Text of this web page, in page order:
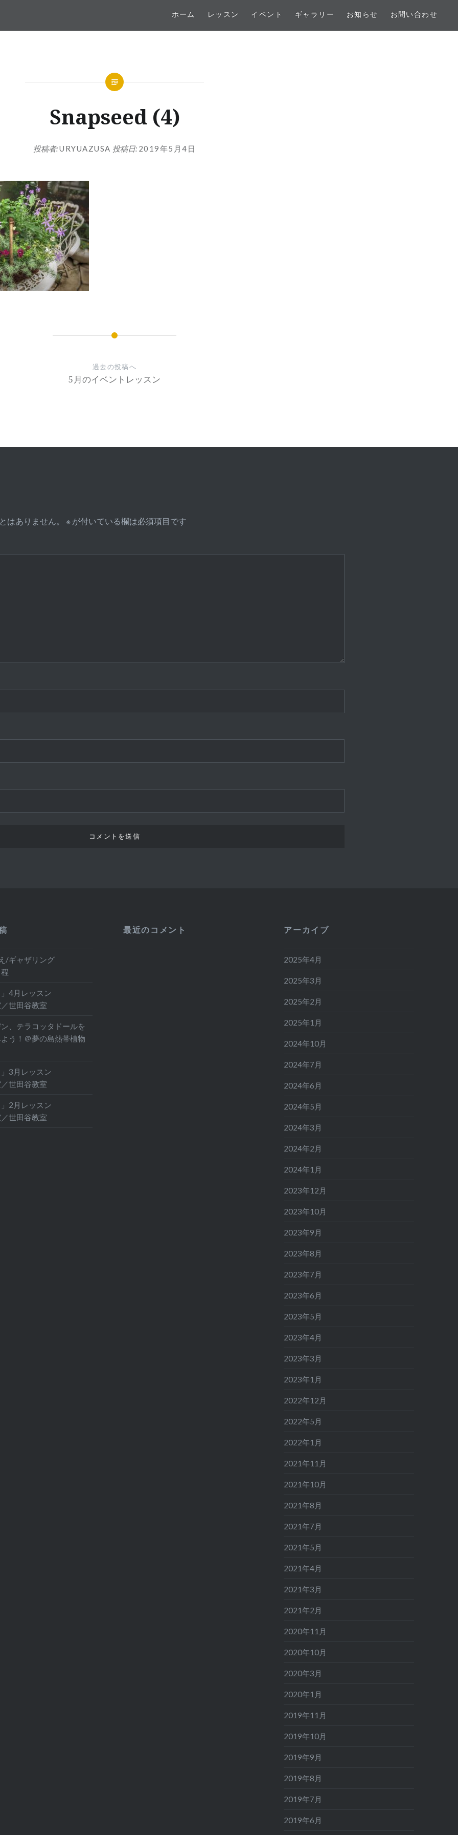
ホーム レッスン イベント ギャラリー お知らせ お問い合わせ
Snapseed (4)
投稿者:URYUAZUSA 投稿日: 2019年5月4日
過去の投稿へ
5月のイベントレッスン
はありません。 ※ が付いている欄は必須項目です
/ギャザリング
」4月レッスン
世田谷教室
、テラコッタドールを
う！＠夢の島熱帯植物
」3月レッスン
世田谷教室
」2月レッスン
世田谷教室
最近のコメント アーカイブ
2025年4月
2025年3月
2025年2月
2025年1月
2024年10月
2024年7月
2024年6月
2024年5月
2024年3月
2024年2月
2024年1月
2023年12月
2023年10月
2023年9月
2023年8月
2023年7月
2023年6月
2023年5月
2023年4月
2023年3月
2023年1月
2022年12月
2022年5月
2022年1月
2021年11月
2021年10月
2021年8月
2021年7月
2021年5月
2021年4月
2021年3月
2021年2月
2020年11月
2020年10月
2020年3月
2020年1月
2019年11月
2019年10月
2019年9月
2019年8月
2019年7月
2019年6月